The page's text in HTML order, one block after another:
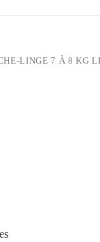
LINGE 7 À 8 KG